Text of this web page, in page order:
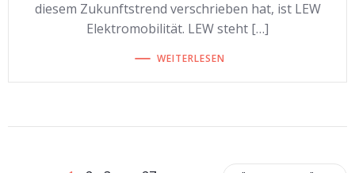
diesem Zukunftstrend verschrieben hat, ist LEW
Elektromobilität. LEW steht […]
WEITERLESEN